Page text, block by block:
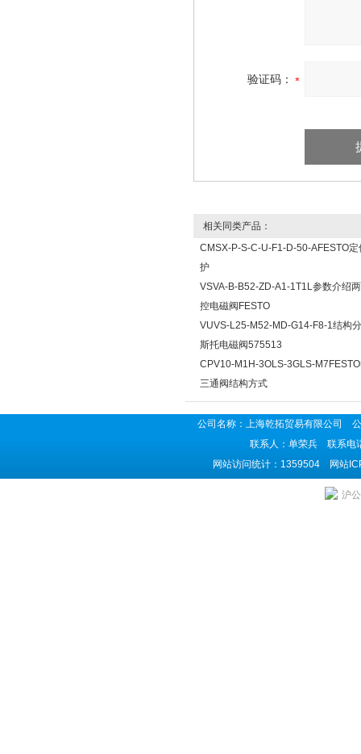
验证码：
相关同类产品：
CMSX-P-S-C-U-F1-D-50-AFESTO
护
VSVA-B-B52-ZD-A1-1T1L参数介绍
控电磁阀FESTO
VUVS-L25-M52-MD-G14-F8-1结构
斯托电磁阀575513
CPV10-M1H-3OLS-3GLS-
三通阀结构方式
公司名称：上海乾拓贸易有限公司
联系人：单荣兵 联系电
网站访问统计：1359504 网站
沪